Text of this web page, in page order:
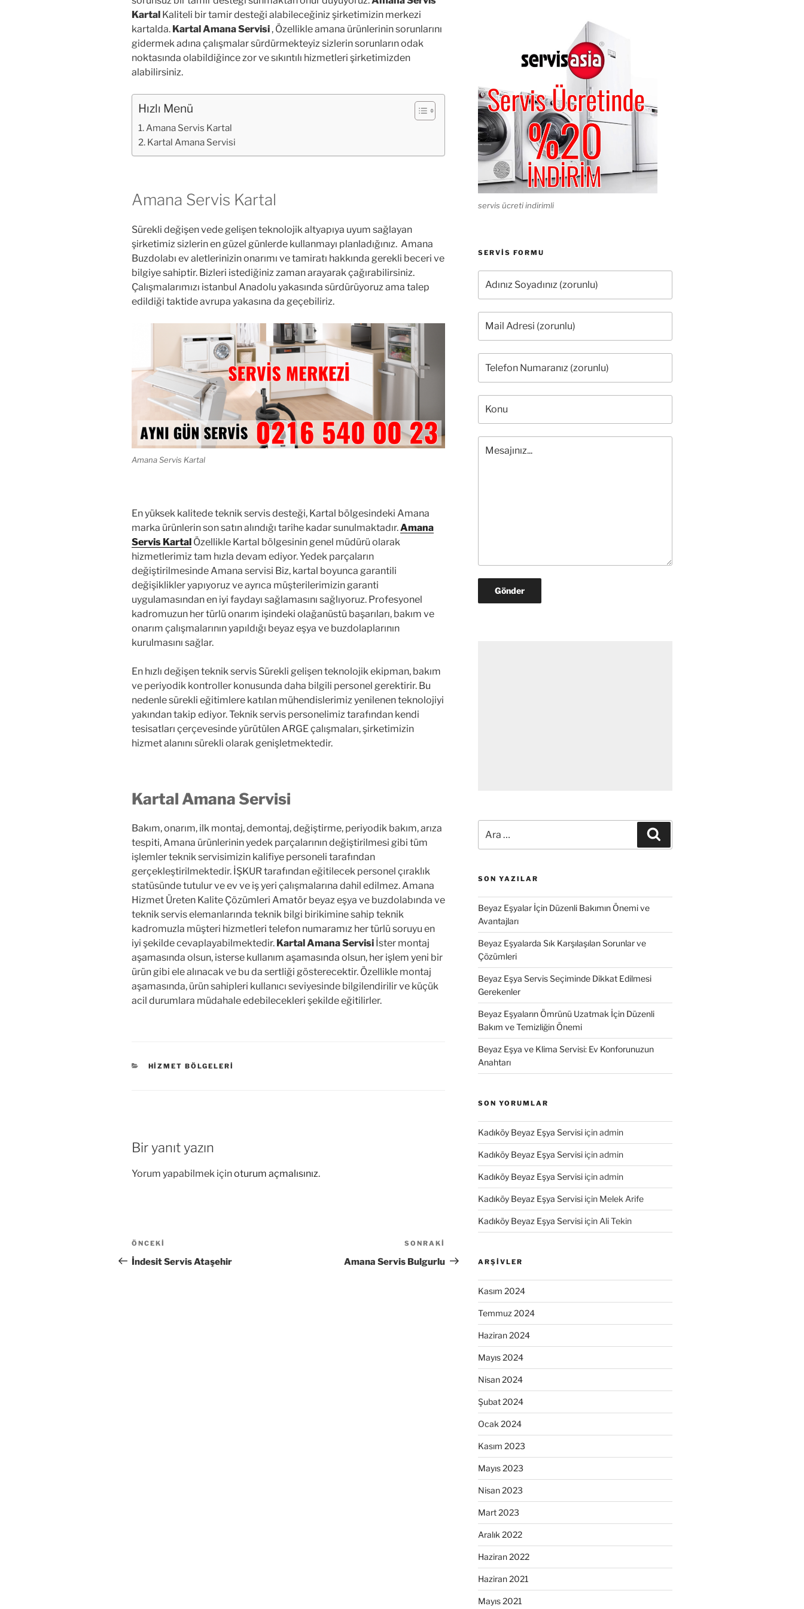
Kartal Kaliteli bir tamir desteği alabileceğiniz şirketimizin merkezi
kartalda. Kartal Amana Servisi , Özellikle amana ürünlerinin sorunlarını
gidermek adına çalışmalar sürdürmekteyiz sizlerin sorunların odak
noktasında olabildiğince zor ve sıkıntılı hizmetleri şirketimizden
alabilirsiniz.
Hızlı Menü
Amana Servis Kartal
Kartal Amana Servisi
Amana Servis Kartal
Sürekli değişen vede gelişen teknolojik altyapıya uyum sağlayan
şirketimiz sizlerin en güzel günlerde kullanmayı planladığınız. Amana
Buzdolabı ev aletlerinizin onarımı ve tamiratı hakkında gerekli beceri ve
bilgiye sahiptir. Bizleri istediğiniz zaman arayarak çağırabilirsiniz.
Çalışmalarımızı istanbul Anadolu yakasında sürdürüyoruz ama talep
edildiği taktide avrupa yakasına da geçebiliriz.
Amana Servis Kartal
En yüksek kalitede teknik servis desteği, Kartal bölgesindeki Amana
marka ürünlerin son satın alındığı tarihe kadar sunulmaktadır.Amana
Servis Kartal Özellikle Kartal bölgesinin genel müdürü olarak
hizmetlerimiz tam hızla devam ediyor. Yedek parçaların
değiştirilmesinde Amana servisi Biz, kartal boyunca garantili
değişiklikler yapıyoruz ve ayrıca müşterilerimizin garanti
uygulamasından en iyi faydayı sağlamasını sağlıyoruz. Profesyonel
kadromuzun her türlü onarım işindeki olağanüstü başarıları, bakım ve
onarım çalışmalarının yapıldığı beyaz eşya ve buzdolaplarının
kurulmasını sağlar.
En hızlı değişen teknik servis Sürekli gelişen teknolojik ekipman, bakım
ve periyodik kontroller konusunda daha bilgili personel gerektirir. Bu
nedenle sürekli eğitimlere katılan mühendislerimiz yenilenen teknolojiyi
yakından takip ediyor. Teknik servis personelimiz tarafından kendi
tesisatları çerçevesinde yürütülen ARGE çalışmaları, şirketimizin
hizmet alanını sürekli olarak genişletmektedir.
Kartal Amana Servisi
Bakım, onarım, ilk montaj, demontaj, değiştirme, periyodik bakım, arıza
tespiti, Amana ürünlerinin yedek parçalarının değiştirilmesi gibi tüm
işlemler teknik servisimizin kalifiye personeli tarafından
gerçekleştirilmektedir. İŞKUR tarafından eğitilecek personel çıraklık
statüsünde tutulur ve ev ve iş yeri çalışmalarına dahil edilmez. Amana
Hizmet Üreten Kalite Çözümleri Amatör beyaz eşya ve buzdolabında ve
teknik servis elemanlarında teknik bilgi birikimine sahip teknik
kadromuzla müşteri hizmetleri telefon numaramız her türlü soruyu en
iyi şekilde cevaplayabilmektedir. Kartal Amana Servisi İster montaj
aşamasında olsun, isterse kullanım aşamasında olsun, her işlem yeni bir
ürün gibi ele alınacak ve bu da sertliği gösterecektir. Özellikle montaj
aşamasında, ürün sahipleri kullanıcı seviyesinde bilgilendirilir ve küçük
acil durumlara müdahale edebilecekleri şekilde eğitilirler.
KATEGORILER
HIZMET BÖLGELERI
Bir yanıt yazın
Yorum yapabilmek içinoturum açmalısınız.
Yazı
gezinmesi
Önceki
Yazı
ÖNCEKI
İndesit Servis Ataşehir
Yazı
SONRAKI
Amana Servis Bulgurlu
servis ücreti indirimli
SERVIS FORMU
SON YAZILAR
Beyaz Eşyalar İçin Düzenli Bakımın Önemi ve
Avantajları
Beyaz Eşyalarda Sık Karşılaşılan Sorunlar ve
Çözümleri
Beyaz Eşya Servis Seçiminde Dikkat Edilmesi
Gerekenler
Beyaz Eşyaların Ömrünü Uzatmak İçin Düzenli
Bakım ve Temizliğin Önemi
Beyaz Eşya ve Klima Servisi: Ev Konforunuzun
Anahtarı
SON YORUMLAR
Kadıköy Beyaz Eşya Servisiiçinadmin
Kadıköy Beyaz Eşya Servisiiçinadmin
Kadıköy Beyaz Eşya Servisiiçinadmin
Kadıköy Beyaz Eşya Servisiiçin Melek Arife
Kadıköy Beyaz Eşya Servisiiçin Ali Tekin
ARŞIVLER
Kasım 2024
Temmuz 2024
Haziran 2024
Mayıs 2024
Nisan 2024
Şubat 2024
Ocak 2024
Kasım 2023
Mayıs 2023
Nisan 2023
Mart 2023
Aralık 2022
Haziran 2022
Haziran 2021
Mayıs 2021